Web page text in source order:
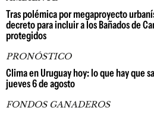
Tras polémica por megaproyecto
decreto para incluir a los Bañados de
protegidos
PRONÓSTICO
Clima en Uruguay hoy: lo que hay que
jueves 6 de agosto
FONDOS GANADEROS